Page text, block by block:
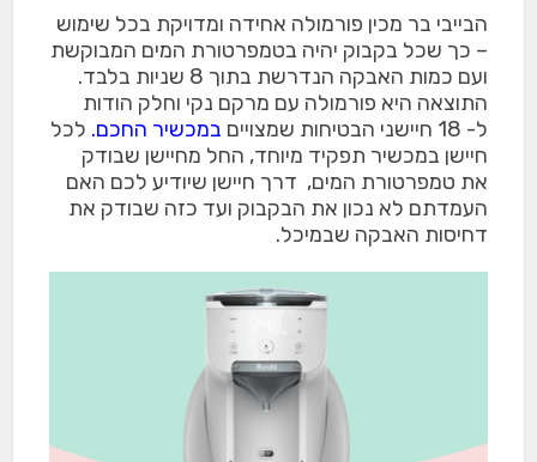
הבייבי בר מכין פורמולה אחידה ומדויקת בכל שימוש
– כך שכל בקבוק יהיה בטמפרטורת המים המבוקשת
ועם כמות האבקה הנדרשת בתוך 8 שניות בלבד.
התוצאה היא פורמולה עם מרקם נקי וחלק הודות
ל- 18 חיישני הבטיחות שמצויים
במכשיר החכם. לכל
חיישן במכשיר תפקיד מיוחד, החל מחיישן שבודק
את טמפרטורת המים, דרך חיישן שיודיע לכם האם
העמדתם לא נכון את הבקבוק ועד כזה שבודק את
דחיסות האבקה שבמיכל.